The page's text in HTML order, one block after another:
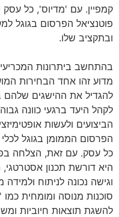
קמפיין. עם 'מדיוס', כל
פוטנציאל הפרסום בגוגל
ובתקציב שלו.
בהתחשב ביתרונות
מדוע זהו אחד הבחירות
להגדיל את ההישגים שלהם
לקהל היעד ברגעי כוונה
הביצועים ולעשות
הפרסום הממומן בגוגל
כל עסק. עם זאת, הצלחה
היא דורשת תכנון
וגישה נכונה לניתוח
סוכנות מנוסה ומומחית כמו
להשגת תוצאות חיוביות